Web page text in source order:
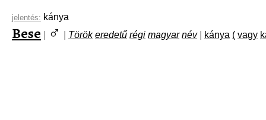
jelentés: kánya
Bese ♂ Török eredetű régi magyar név kánya ( vagy